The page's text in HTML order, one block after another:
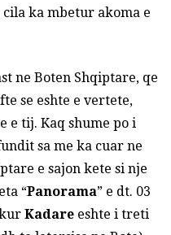
ka mbetur akoma e
ne Boten Shqiptare, qe
se eshte e vertete,
e tij. Kaq shume po i
sa me ka cuar ne
e sajon kete si nje
“Panorama” e dt. 03
Kadare eshte i treti